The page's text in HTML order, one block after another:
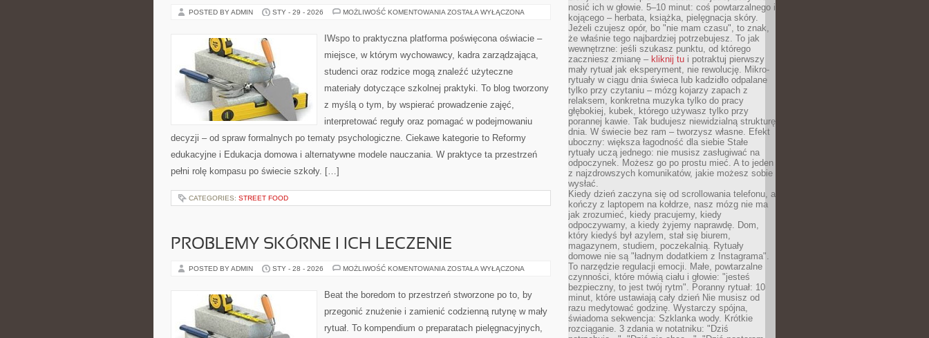
POSTED BY ADMIN STY - 29 - 2026 MOŻLIWOŚĆ KOMENTOWANIA SZKOLNICTWO
ZOSTAŁA WYŁĄCZONA
IWspo to praktyczna platforma poświęcona oświacie –
miejsce, w którym wychowawcy, kadra zarządzająca,
studenci oraz rodzice mogą znaleźć użyteczne
materiały dotyczące szkolnej praktyki. To blog tworzony
z myślą o tym, by wspierać prowadzenie zajęć,
interpretować reguły oraz pomagać w podejmowaniu
decyzji – od spraw formalnych po tematy psychologiczne. Ciekawe kategorie to Reformy
edukacyjne i Edukacja domowa i alternatywne modele nauczania. W praktyce ta przestrzeń
pełni rolę kompasu po świecie szkoły. […]
CATEGORIES: STREET FOOD
PROBLEMY SKÓRNE I ICH LECZENIE
POSTED BY ADMIN STY - 28 - 2026 MOŻLIWOŚĆ KOMENTOWANIA PROBLEMY
ICH
LECZENIE
ZOSTAŁA WYŁĄCZONA
Beat the boredom to przestrzeń stworzone po to, by
przegonić znużenie i zamienić codzienną rutynę w mały
rytuał. To kompendium o preparatach pielęgnacyjnych,
nosić ich w głowie. 5–10 minut: coś powtarzalnego i
kojącego – herbata, książka, pielęgnacja skóry.
Jeżeli czujesz opór, bo "nie mam czasu", to znak,
że właśnie tego najbardziej potrzebujesz. To jak
wewnętrzne: jeśli szukasz punktu, od którego
zaczniesz zmianę – kliknij tu i potraktuj pierwszy
mały rytuał jak eksperyment, nie rewolucję. Mikro-
rytuały w ciągu dnia świeca lub kadzidło odpalane
tylko przy czytaniu – mózg kojarzy zapach z
relaksem, konkretna muzyka tylko do pracy
głębokiej, kubek, którego używasz tylko przy
porannej kawie. Tak budujesz niewidzialną strukturę
dnia. W świecie bez ram – tworzysz własne. Efekt
uboczny: większa łagodność dla siebie Stałe
rytuały uczą jednego: nie musisz zasługiwać na
odpoczynek. Możesz go po prostu mieć. A to jeden
z najzdrowszych komunikatów, jakie możesz sobie
wysłać.
Kiedy dzień zaczyna się od scrollowania telefonu, a
kończy z laptopem na kołdrze, nasz mózg nie ma
jak zrozumieć, kiedy pracujemy, kiedy
odpoczywamy, a kiedy żyjemy naprawdę. Dom,
który kiedyś był azylem, stał się biurem,
magazynem, studiem, poczekalnią. Rytuały
domowe nie są "ładnym dodatkiem z Instagrama".
To narzędzie regulacji emocji. Małe, powtarzalne
czynności, które mówią ciału i głowie: "jesteś
bezpieczny, to jest twój rytm". Poranny rytuał: 10
minut, które ustawiają cały dzień Nie musisz od
razu medytować godzinę. Wystarczy spójna,
świadoma sekwencja: Szklanka wody. Krótkie
rozciąganie. 3 zdania w notatniku: "Dziś